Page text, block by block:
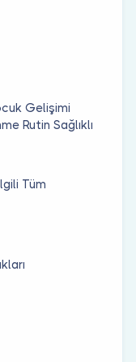
Gelişimi
Rutin Sağlıklı
Tüm